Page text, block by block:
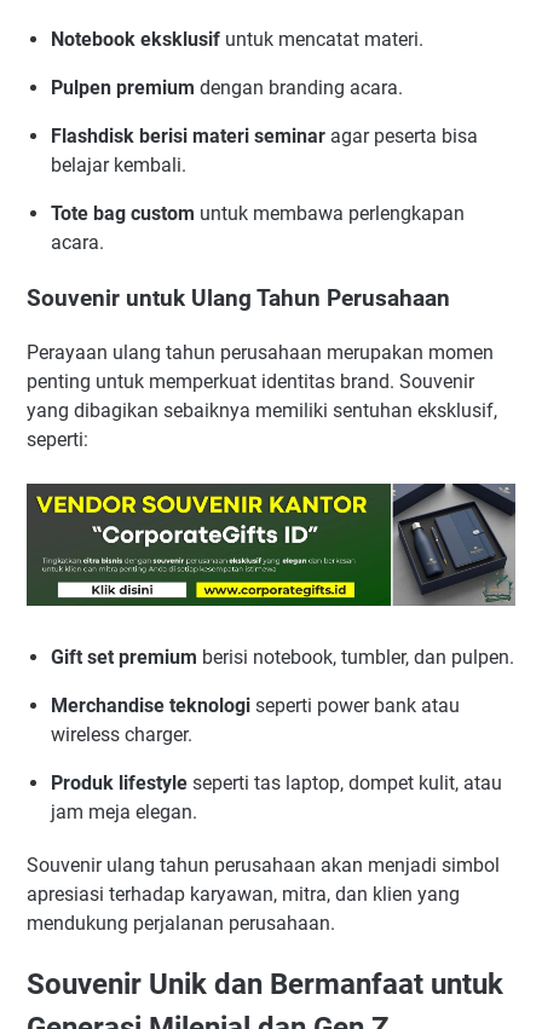
Notebook eksklusif untuk mencatat materi.
Pulpen premium dengan branding acara.
Flashdisk berisi materi seminar agar peserta bisa
belajar kembali.
Tote bag custom untuk membawa perlengkapan
acara.
Souvenir untuk Ulang Tahun Perusahaan
Perayaan ulang tahun perusahaan merupakan momen
penting untuk memperkuat identitas brand. Souvenir
yang dibagikan sebaiknya memiliki sentuhan eksklusif,
seperti:
Gift set premium berisi notebook, tumbler, dan pulpen.
Merchandise teknologi seperti power bank atau
wireless charger.
Produk lifestyle seperti tas laptop, dompet kulit, atau
jam meja elegan.
Souvenir ulang tahun perusahaan akan menjadi simbol
apresiasi terhadap karyawan, mitra, dan klien yang
mendukung perjalanan perusahaan.
Souvenir Unik dan Bermanfaat untuk